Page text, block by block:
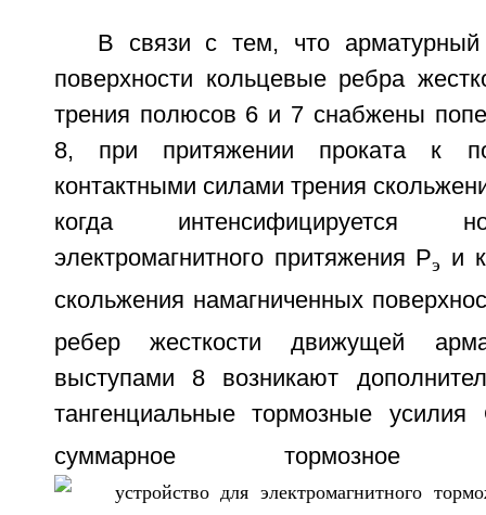
В связи с тем, что
поверхности кольцевые ребра
трения полюсов 6 и 7 снабжены
8, при притяжении проката к
контактными силами трения
когда интенсифицируется
электромагнитного притяжения Рэ и
скольжения намагниченных
ребер жесткости движущей
выступами 8 возникают
тангенциальные тормозные усилия
суммарное